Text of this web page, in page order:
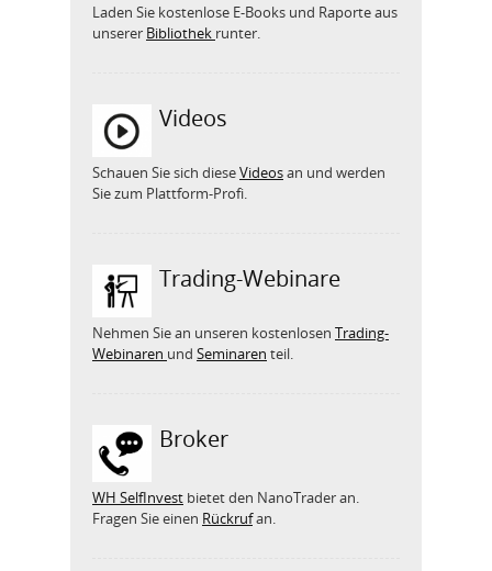
Laden Sie kostenlose E-Books und Raporte aus
unserer Bibliothek runter.
Videos
Schauen Sie sich dieseVideosan und werden
Sie zum Plattform-Profi.
Trading-Webinare
Nehmen Sie an unseren kostenlosen Trading-
Webinaren und Seminaren teil.
Broker
WH SelfInvest bietet den NanoTrader an.
Fragen Sie einen Rückrufan.